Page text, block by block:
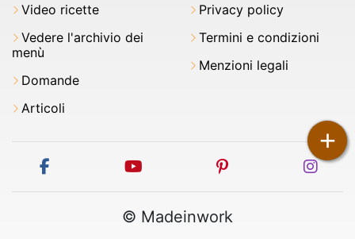
+
Video ricette
Vedere l'archivio dei
menù
Domande
Articoli
Privacy policy
Termini e condizioni
Menzioni legali
facebook youtube pinterest
© Madeinwork